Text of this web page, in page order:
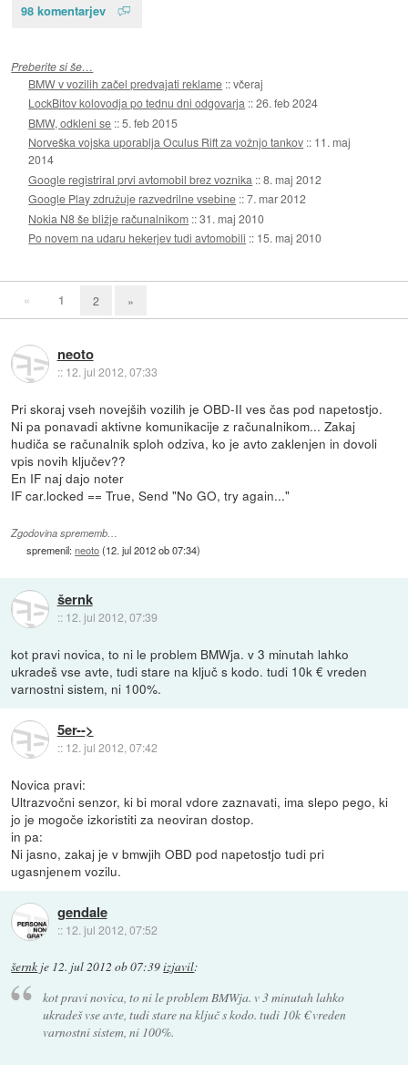
98 komentarjev
Preberite si še…
BMW v vozilih začel predvajati reklame ::včeraj
LockBitov kolovodja po tednu dni odgovarja ::26. feb 2024
BMW, odkleni se ::5. feb 2015
Norveška vojska uporablja Oculus Rift za vožnjo tankov :: 11. maj
2014
Google registriral prvi avtomobil brez voznika ::8. maj 2012
Google Play združuje razvedrilne vsebine ::7. mar 2012
Nokia N8 še bližje računalnikom ::31. maj 2010
Po novem na udaru hekerjev tudi avtomobili :: 15. maj 2010
« 1 2 »
neoto
:: 12. jul 2012, 07:33
Pri skoraj vseh novejših vozilih je OBD-II ves čas pod napetostjo.
Ni pa ponavadi aktivne komunikacije z računalnikom... Zakaj
hudiča se računalnik sploh odziva, ko je avto zaklenjen in dovoli
vpis novih ključev??
En IF naj dajo noter
IF car.locked == True, Send "No GO, try again..."
Zgodovina sprememb…
spremenil:neoto(12. jul 2012 ob 07:34)
šernk
:: 12. jul 2012, 07:39
kot pravi novica, to ni le problem BMWja. v 3 minutah lahko
ukradeš vse avte, tudi stare na ključ s kodo. tudi 10k € vreden
varnostni sistem, ni 100%.
5er-->
:: 12. jul 2012, 07:42
Novica pravi:
Ultrazvočni senzor, ki bi moral vdore zaznavati, ima slepo pego, ki
jo je mogoče izkoristiti za neoviran dostop.
in pa:
Ni jasno, zakaj je v bmwjih OBD pod napetostjo tudi pri
ugasnjenem vozilu.
gendale
:: 12. jul 2012, 07:52
šernk je 12. jul 2012 ob 07:39izjavil:
kot pravi novica, to ni le problem BMWja. v 3 minutah lahko
ukradeš vse avte, tudi stare na ključ s kodo. tudi 10k € vreden
varnostni sistem, ni 100%.